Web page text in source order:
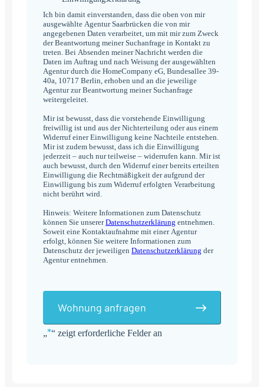
„*“ zeigt erforderliche Felder an
Ich bin damit einverstanden, dass die oben von mir
ausgewählte Agentur Saarbrücken die von mir
angegebenen Daten verarbeitet, um mit mir zum Zweck
der Beantwortung meiner Suchanfrage in Kontakt zu
treten. Bei Absenden meiner Nachricht werden die
Daten im Auftrag und nach Weisung der ausgewählten
Agentur durch die HomeCompany eG, Bundesallee 39-
40a, 10717 Berlin, erhoben und an die jeweilige
Agentur zur Beantwortung meiner Suchanfrage
weitergeleitet.
Mir ist bewusst, dass die vorstehende Einwilligung
freiwillig ist und aus der Nichterteilung oder aus einem
Widerruf einer Einwilligung keine Nachteile entstehen.
Mir ist zudem bewusst, dass ich die Einwilligung
jederzeit – auch nur teilweise – widerrufen kann. Mir ist
auch bewusst, durch den Widerruf einer bereits erteilten
Einwilligung die Rechtmäßigkeit der aufgrund der
Einwilligung bis zum Widerruf erfolgten Verarbeitung
nicht berührt wird.
Hinweis: Weitere Informationen zum Datenschutz
können Sie unsererDatenschutzerklärung entnehmen.
Soweit eine Kontaktaufnahme mit einer Agentur
erfolgt, können Sie weitere Informationen zum
Datenschutz der jeweiligen Datenschutzerklärung der
Agentur entnehmen.
Wohnung anfragen